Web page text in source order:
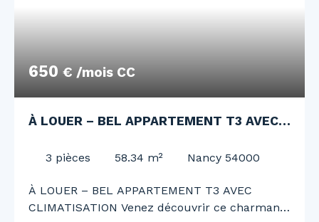
650 € /mois CC
À LOUER – BEL APPARTEMENT T3 AVEC
3 pièces 58.34 m² Nancy 54000
À LOUER – BEL APPARTEMENT T3 AVEC
CLIMATISATION Venez découvrir ce charmant